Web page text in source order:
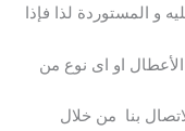
و المستوردة لذا فإذا
او اى نوع من
بنا من خلال